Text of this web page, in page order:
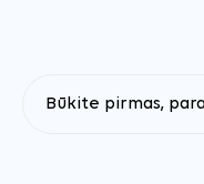
Būkite pirmas,